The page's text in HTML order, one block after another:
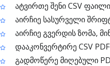
ატვირთე შენი CSV ფაილი
აირჩიე სასურველი
აირჩიე გვერდის ზომა,
დააკონვერტირე CSV
გადმოწერე მიღებული